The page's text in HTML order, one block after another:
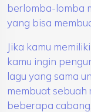
berlomba-lomba
yang bisa
Jika kamu
kamu ingin
lagu yang sama
membuat sebuah
beberapa